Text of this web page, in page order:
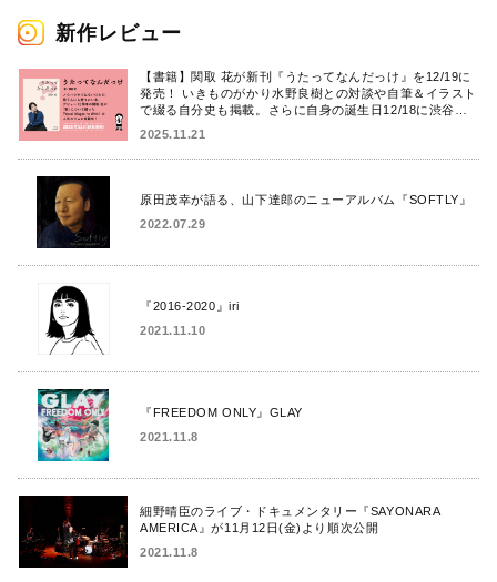
新作レビュー
【書籍】関取 花が新刊『うたってなんだっけ』を12/19に
発売！ いきものがかり水野良樹との対談や自筆＆イラスト
で綴る自分史も掲載。さらに自身の誕生日12/18に渋谷で
2025.11.21
原田茂幸が語る、山下達郎のニューアルバム『SOFTLY』
2022.07.29
『2016-2020』iri
2021.11.10
『FREEDOM ONLY』GLAY
2021.11.8
細野晴臣のライブ・ドキュメンタリー『SAYONARA
AMERICA』が11月12日(金)より順次公開
2021.11.8